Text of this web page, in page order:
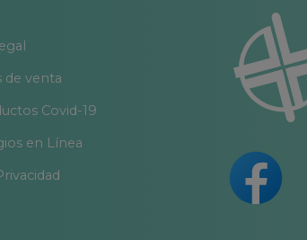
de venta
Covid-19
en Línea